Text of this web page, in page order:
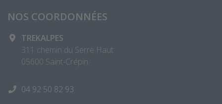
NOS COORDONNÉES
TREKALPES
311 chemin du Serre Haut
05600 Saint-Crépin
04 92 50 82 93